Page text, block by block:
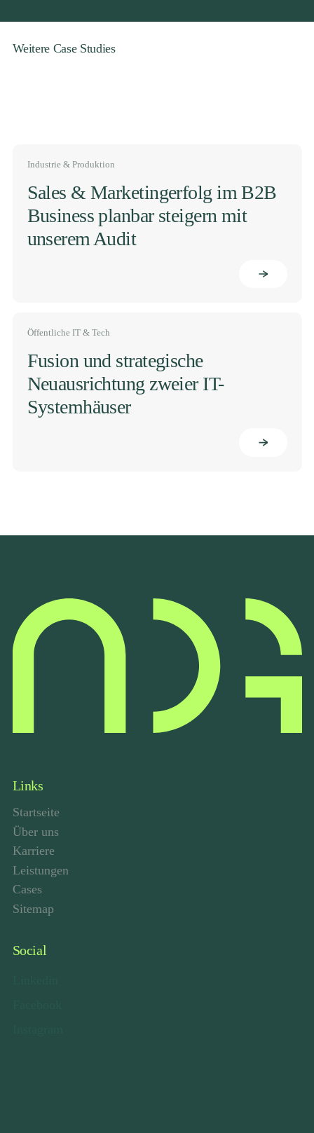
Weitere Case Studies
Industrie & Produktion
Sales & Marketingerfolg im B2B
Business planbar steigern mit
unserem Audit
Öffentliche IT & Tech
Fusion und strategische
Neuausrichtung zweier IT-
Systemhäuser
Links
Startseite
Über uns
Karriere
Leistungen
Cases
Sitemap
Social